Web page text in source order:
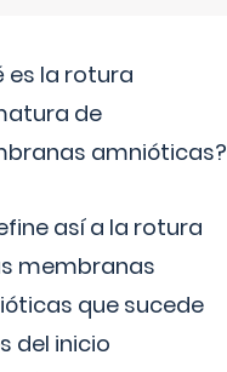
es la rotura
de
amnióticas?
así a la rotura
membranas
que sucede
del inicio